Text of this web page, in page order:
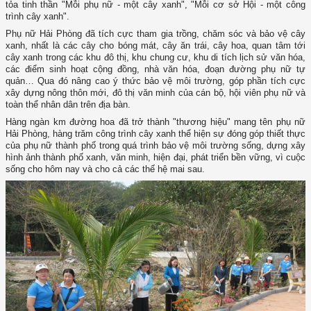
tỏa tinh thần "Mỗi phụ nữ - một cây xanh", "Mỗi cơ sở Hội - một công
trình cây xanh".
Phụ nữ Hải Phòng đã tích cực tham gia trồng, chăm sóc và bảo vệ cây
xanh, nhất là các cây cho bóng mát, cây ăn trái, cây hoa, quan tâm tới
cây xanh trong các khu đô thị, khu chung cư, khu di tích lịch sử văn hóa,
các điểm sinh hoạt cộng đồng, nhà văn hóa, đoạn đường phụ nữ tự
quản… Qua đó nâng cao ý thức bảo vệ môi trường, góp phần tích cực
xây dựng nông thôn mới, đô thị văn minh của cán bộ, hội viên phụ nữ và
toàn thể nhân dân trên địa bàn.
Hàng ngàn km đường hoa đã trở thành "thương hiệu" mang tên phụ nữ
Hải Phòng, hàng trăm công trình cây xanh thể hiện sự đóng góp thiết thực
của phụ nữ thành phố trong quá trình bảo vệ môi trường sống, dựng xây
hình ảnh thành phố xanh, văn minh, hiện đại, phát triển bền vững, vì cuộc
sống cho hôm nay và cho cả các thế hệ mai sau.